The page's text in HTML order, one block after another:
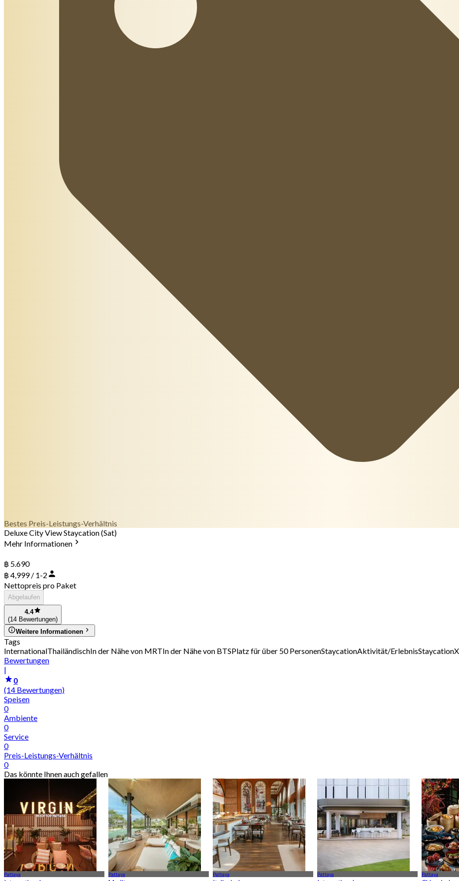
Bestes Preis-Leistungs-Verhältnis
Deluxe City View Staycation (Sat)
Mehr Informationen
฿ 5.690
฿ 4,999 / 1-2
Nettopreis pro Paket
Abgelaufen
4.4
(14 Bewertungen)
Weitere Informationen
Tags
InternationalThailändischIn der Nähe von MRTIn der Nähe von BTSPlatz für über 50 PersonenStaycationAktivität/ErlebnisStaycation
Bewertungen
|
0
(14 Bewertungen)
Speisen
0
Ambiente
0
Service
0
Preis-Leistungs-Verhältnis
0
Das könnte Ihnen auch gefallen
Pattaya Pattaya Pattaya Pattaya Pattaya